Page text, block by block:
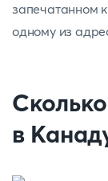
запечатанном
одному из
в